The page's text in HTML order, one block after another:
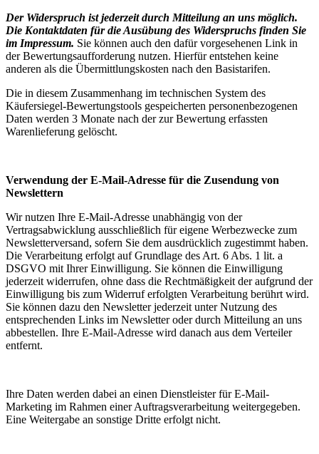
Der Widerspruch ist jederzeit durch Mitteilung an uns möglich.
Die Kontaktdaten für die Ausübung des Widerspruchs finden Sie
im Impressum. Sie können auch den dafür vorgesehenen Link in
der Bewertungsaufforderung nutzen. Hierfür entstehen keine
anderen als die Übermittlungskosten nach den Basistarifen.
Die in diesem Zusammenhang im technischen System des
Käufersiegel-Bewertungstools gespeicherten personenbezogenen
Daten werden 3 Monate nach der zur Bewertung erfassten
Warenlieferung gelöscht.
Verwendung der E-Mail-Adresse für die Zusendung von
Newslettern
Wir nutzen Ihre E-Mail-Adresse unabhängig von der
Vertragsabwicklung ausschließlich für eigene Werbezwecke zum
Newsletterversand, sofern Sie dem ausdrücklich zugestimmt haben.
Die Verarbeitung erfolgt auf Grundlage des Art. 6 Abs. 1 lit. a
DSGVO mit Ihrer Einwilligung. Sie können die Einwilligung
jederzeit widerrufen, ohne dass die Rechtmäßigkeit der aufgrund der
Einwilligung bis zum Widerruf erfolgten Verarbeitung berührt wird.
Sie können dazu den Newsletter jederzeit unter Nutzung des
entsprechenden Links im Newsletter oder durch Mitteilung an uns
abbestellen. Ihre E-Mail-Adresse wird danach aus dem Verteiler
entfernt.
Ihre Daten werden dabei an einen Dienstleister für E-Mail-
Marketing im Rahmen einer Auftragsverarbeitung weitergegeben.
Eine Weitergabe an sonstige Dritte erfolgt nicht.